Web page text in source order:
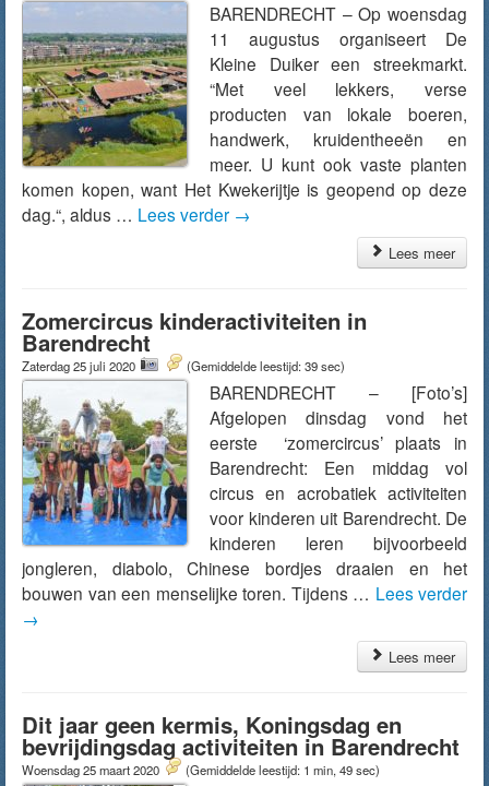
BARENDRECHT – Op woensdag
11 augustus organiseert De
Kleine Duiker een streekmarkt.
“Met veel lekkers, verse
producten van lokale boeren,
handwerk, kruidentheeën en
meer. U kunt ook vaste planten
komen kopen, want Het Kwekerijtje is geopend op deze
dag.“, aldus … Lees verder →
Lees meer
Zomercircus kinderactiviteiten in
Barendrecht
Zaterdag 25 juli 2020 (Gemiddelde leestijd: 39 sec)
BARENDRECHT – [Foto’s]
Afgelopen dinsdag vond het
eerste ‘zomercircus’ plaats in
Barendrecht: Een middag vol
circus en acrobatiek activiteiten
voor kinderen uit Barendrecht. De
kinderen leren bijvoorbeeld
jongleren, diabolo, Chinese bordjes draaien en het
bouwen van een menselijke toren. Tijdens … Lees verder
→
Lees meer
Dit jaar geen kermis, Koningsdag en
bevrijdingsdag activiteiten in Barendrecht
Woensdag 25 maart 2020 (Gemiddelde leestijd: 1 min, 49 sec)